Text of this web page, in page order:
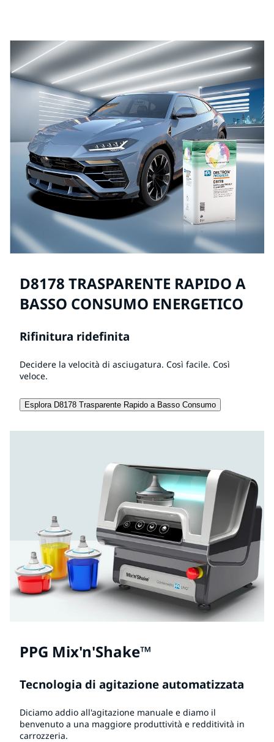
D8178 TRASPARENTE RAPIDO A
BASSO CONSUMO ENERGETICO
Rifinitura ridefinita
Decidere la velocità di asciugatura. Così facile. Così
veloce.
Esplora D8178 Trasparente Rapido a Basso Consumo
PPG Mix'n'Shake™
Tecnologia di agitazione automatizzata
Diciamo addio all'agitazione manuale e diamo il
benvenuto a una maggiore produttività e redditività in
carrozzeria.